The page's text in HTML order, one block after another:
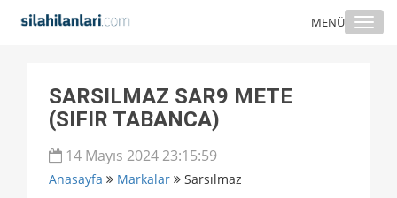
MENÜ
SARSILMAZ SAR9 METE
(SIFIR TABANCA)
14 Mayıs 2024 23:15:59
Anasayfa Markalar Sarsılmaz